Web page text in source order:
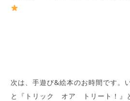
次は、手遊び&絵本のお時間です。
と『トリック オア トリート！』